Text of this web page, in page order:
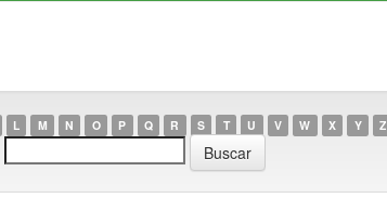
L M N O P Q R S T U V W X Y Z